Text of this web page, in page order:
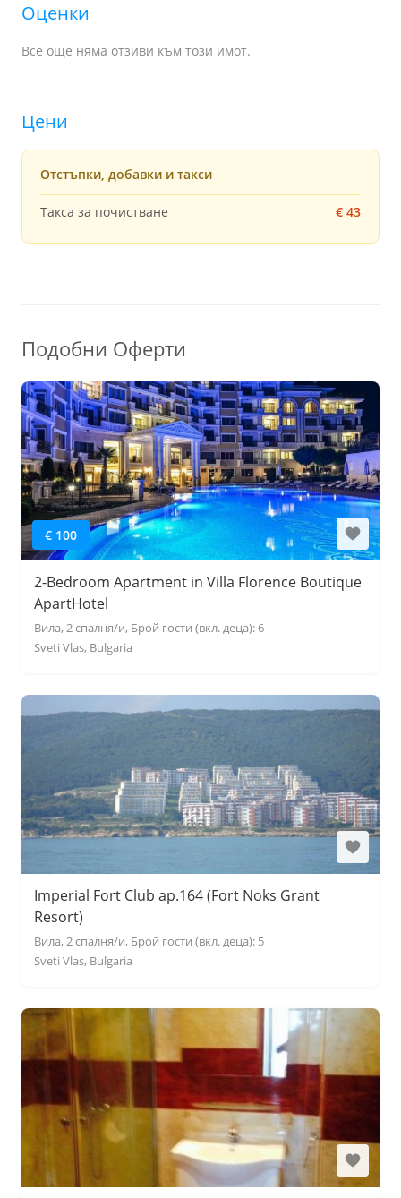
Оценки
Все още няма отзиви към този имот.
Цени
Отстъпки, добавки и такси
Такса за почистване € 43
Подобни Оферти
€ 100
2-Bedroom Apartment in Villa Florence Boutique
ApartHotel
Вила, 2 спалня/и, Брой гости (вкл. деца): 6
Sveti Vlas, Bulgaria
Imperial Fort Club ap.164 (Fort Noks Grant
Resort)
Вила, 2 спалня/и, Брой гости (вкл. деца): 5
Sveti Vlas, Bulgaria